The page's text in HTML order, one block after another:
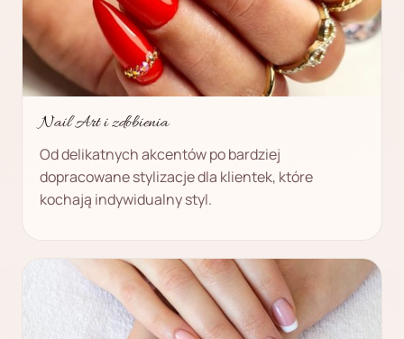
Nail Art i zdobienia
Od delikatnych akcentów po bardziej
dopracowane stylizacje dla klientek, które
kochają indywidualny styl.